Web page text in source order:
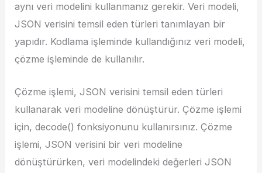
aynı veri modelini kullanmanız gerekir. Veri modeli,
JSON verisini temsil eden türleri tanımlayan bir
yapıdır. Kodlama işleminde kullandığınız veri modeli,
çözme işleminde de kullanılır.
Çözme işlemi, JSON verisini temsil eden türleri
kullanarak veri modeline dönüştürür. Çözme işlemi
için, decode() fonksiyonunu kullanırsınız. Çözme
işlemi, JSON verisini bir veri modeline
dönüştürürken, veri modelindeki değerleri JSON